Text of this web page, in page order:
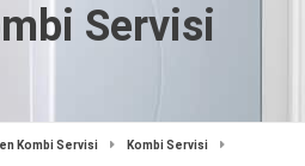
Servisi
Kombi Servisi Kombi Servisi